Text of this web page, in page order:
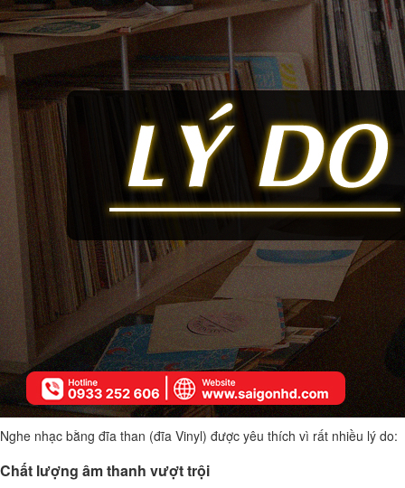
Nghe nhạc bằng đĩa than (đĩa Vinyl) được yêu thích vì rất nhiều lý do:
Chất lượng âm thanh vượt trội